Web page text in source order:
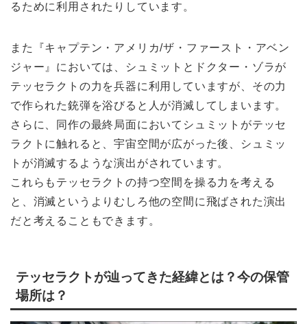
るために利用されたりしています。
また『キャプテン・アメリカ/ザ・ファースト・アベン
ジャー』においては、シュミットとドクター・ゾラが
テッセラクトの力を兵器に利用していますが、その力
で作られた銃弾を浴びると人が消滅してしまいます。
さらに、同作の最終局面においてシュミットがテッセ
ラクトに触れると、宇宙空間が広がった後、シュミッ
トが消滅するような演出がされています。
これらもテッセラクトの持つ空間を操る力を考える
と、消滅というよりむしろ他の空間に飛ばされた演出
だと考えることもできます。
テッセラクトが辿ってきた経緯とは？今の保管
場所は？